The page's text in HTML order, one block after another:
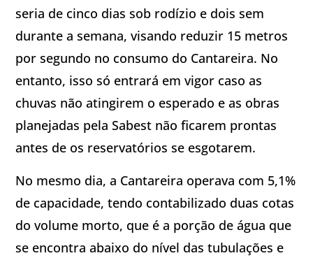
seria de cinco dias sob rodízio e dois sem
durante a semana, visando reduzir 15 metros
por segundo no consumo do Cantareira. No
entanto, isso só entrará em vigor caso as
chuvas não atingirem o esperado e as obras
planejadas pela Sabest não ficarem prontas
antes de os reservatórios se esgotarem.
No mesmo dia, a Cantareira operava com 5,1%
de capacidade, tendo contabilizado duas cotas
do volume morto, que é a porção de água que
se encontra abaixo do nível das tubulações e